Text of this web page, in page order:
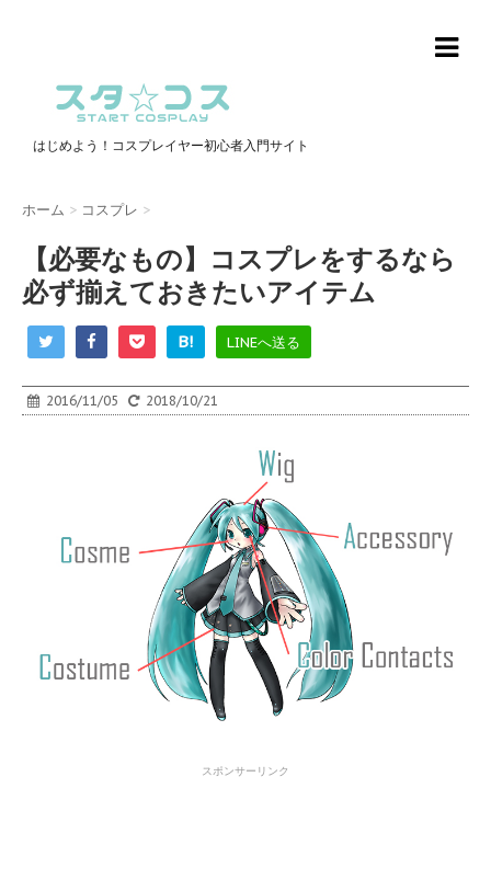
はじめよう！コスプレイヤー初心者入門サイト
ホーム > コスプレ >
【必要なもの】コスプレをするなら
必ず揃えておきたいアイテム
B! LINEへ送る
2016/11/05 2018/10/21
スポンサーリンク